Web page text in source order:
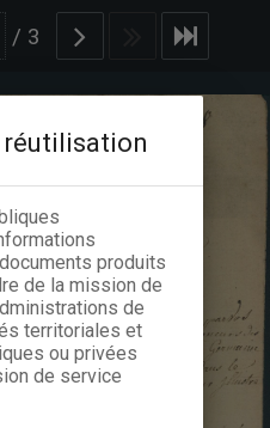
/ 3
produits
de la mission de
de
territoriales et
ou privées
de service